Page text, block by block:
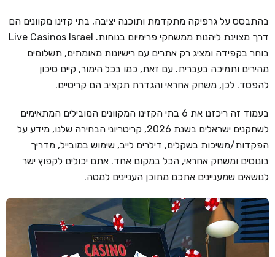
בהתבסס על גרפיקה מתקדמת ותוכנה יציבה, בתי קזינו מקוונים הם
דרך מצוינת ליהנות ממשחקי פרימיום בנוחות. Live Casinos Israel
בוחר בקפידה ומציג רק אתרים עם רישיונות מאומתים, תשלומים
מהירים ותמיכה בעברית. עם זאת, כמו בכל הימור, קיים סיכון
להפסד. לכן, משחק אחראי והגדרת תקציב הם קריטיים.
בעמוד זה ריכזנו את 6 בתי הקזינו המקוונים המובילים המתאימים
לשחקנים ישראלים בשנת 2026, קריטריוני הבחירה שלנו, מידע על
הפקדות/משיכות בשקלים, דילרים לייב, שימוש במובייל, מדריך
בונוסים ומשחק אחראי, הכל במקום אחד. אתם יכולים לקפוץ ישר
לנושאים שמעניינים אתכם מתוכן העניינים למטה.